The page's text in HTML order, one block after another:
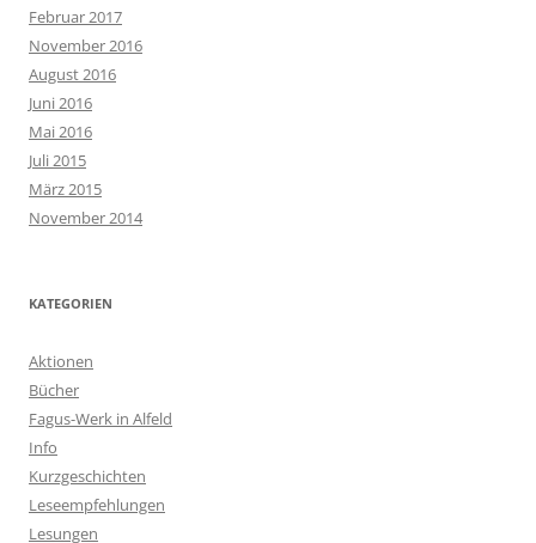
Februar 2017
November 2016
August 2016
Juni 2016
Mai 2016
Juli 2015
März 2015
November 2014
KATEGORIEN
Aktionen
Bücher
Fagus-Werk in Alfeld
Info
Kurzgeschichten
Leseempfehlungen
Lesungen